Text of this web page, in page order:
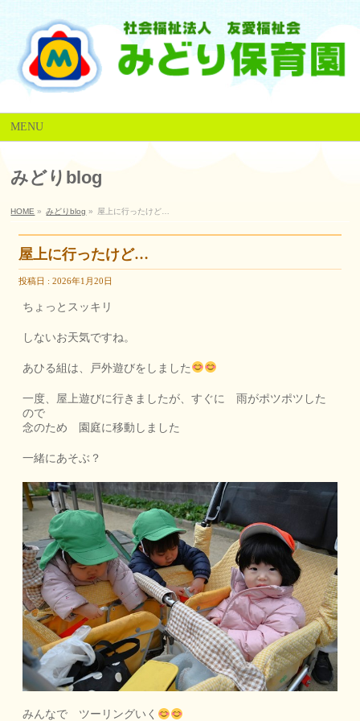
MENU
みどりblog
HOME » みどりblog » 屋上に行ったけど…
屋上に行ったけど…
投稿日 : 2026年1月20日
ちょっとスッキリ
しないお天気ですね。
あひる組は、戸外遊びをしました
一度、屋上遊びに行きましたが、すぐに 雨がポツポツした
ので
念のため 園庭に移動しました
一緒にあそぶ？
みんなで ツーリングいく